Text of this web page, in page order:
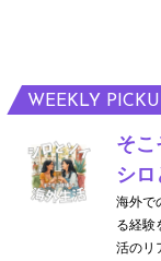
WEEKLY
そこ
シロ
海外で
る経験
活のリ